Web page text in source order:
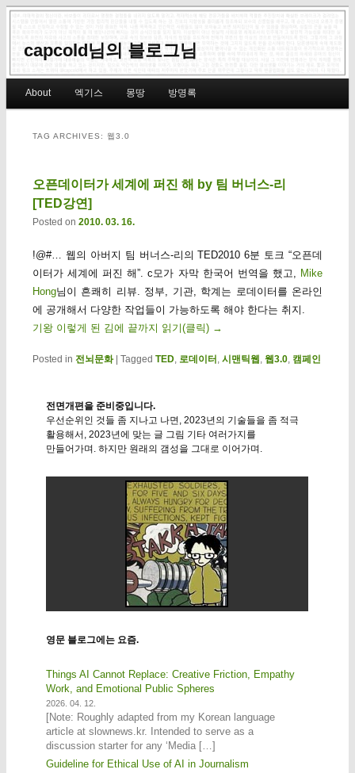
capcold님의 블로그님
Skip to primary content
Skip to secondary content
About 엑기스 몽땅 방명록
TAG ARCHIVES: 웹3.0
오픈데이터가 세계에 퍼진 해 by 팀 버너스-리
[TED강연]
Posted on 2010. 03. 16.
!@#… 웹의 아버지 팀 버너스-리의 TED2010 6분 토크 “오픈데
이터가 세계에 퍼진 해”. c모가 자막 한국어 번역을 했고, Mike
Hong님이 흔쾌히 리뷰. 정부, 기관, 학계는 로데이터를 온라인
에 공개해서 다양한 작업들이 가능하도록 해야 한다는 취지.
기왕 이렇게 된 김에 끝까지 읽기(클릭) →
Posted in 전뇌문화 | Tagged TED, 로데이터 시맨틱웹 웹3.0, 캠페인
전면개편을 준비중입니다.
우선순위인 것들 좀 지나고 나면, 2023년의 기술들을 좀 적극
활용해서, 2023년에 맞는 글 그림 기타 여러가지를
만들어가며. 하지만 원래의 갬성을 그대로 이어가며.
영문 블로그에는 요즘.
Things AI Cannot Replace: Creative Friction, Empathy
Work, and Emotional Public Spheres
2026. 04. 12.
[Note: Roughly adapted from my Korean language
article at slownews.kr. Intended to serve as a
discussion starter for any ‘Media […]
Guideline for Ethical Use of AI in Journalism